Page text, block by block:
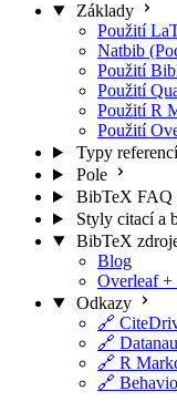
Základy
Použití
Natbib
Použití
Použití
Použití R
Použití
Typy referencí
Pole
BibTeX FAQ
Styly citací a
BibTeX
Blog
Overleaf
Odkazy
🔗
🔗
🔗 R
🔗